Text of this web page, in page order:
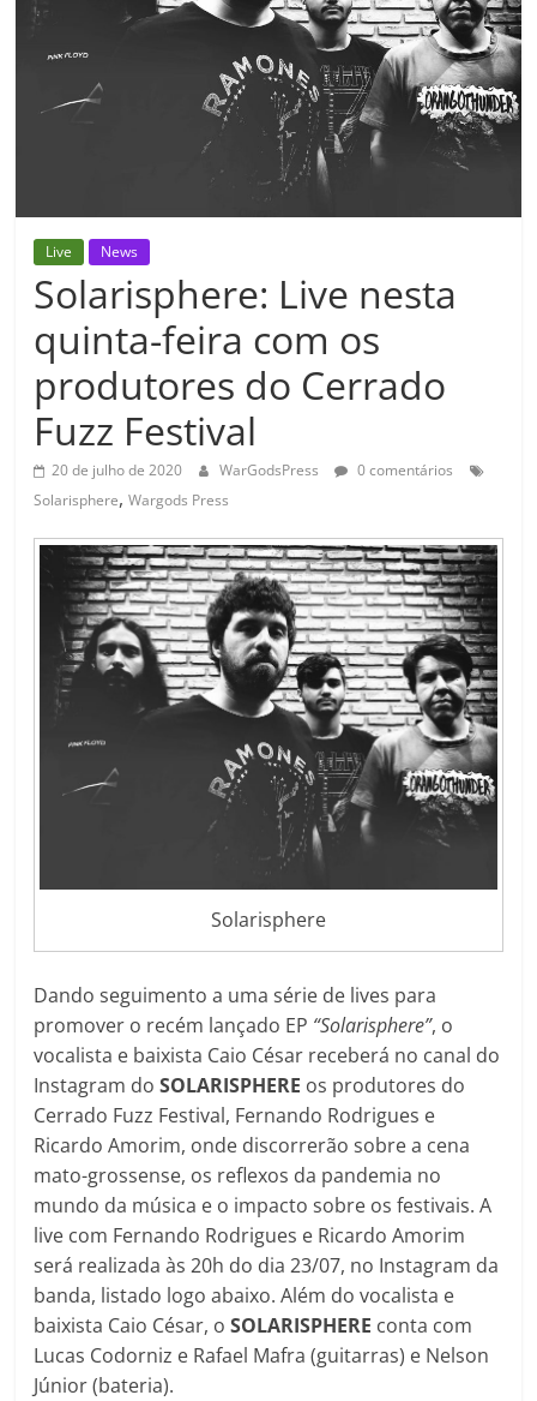
Live News
Solarisphere: Live nesta
quinta-feira com os
produtores do Cerrado
Fuzz Festival
20 de julho de 2020 WarGodsPress
0 comentários
Solarisphere,Wargods Press
Solarisphere
Dando seguimento a uma série de lives para
promover o recém lançado EP “Solarisphere”, o
vocalista e baixista Caio César receberá no canal do
Instagram doSOLARISPHERE os produtores do
Cerrado Fuzz Festival, Fernando Rodrigues e
Ricardo Amorim, onde discorrerão sobre a cena
mato-grossense, os reflexos da pandemia no
mundo da música e o impacto sobre os festivais. A
live com Fernando Rodrigues e Ricardo Amorim
será realizada às 20h do dia 23/07, no Instagram da
banda, listado logo abaixo. Além do vocalista e
baixista Caio César, oSOLARISPHERE conta com
Lucas Codorniz e Rafael Mafra (guitarras) e Nelson
Júnior (bateria).